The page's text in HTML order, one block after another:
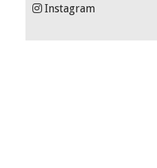
Instagram